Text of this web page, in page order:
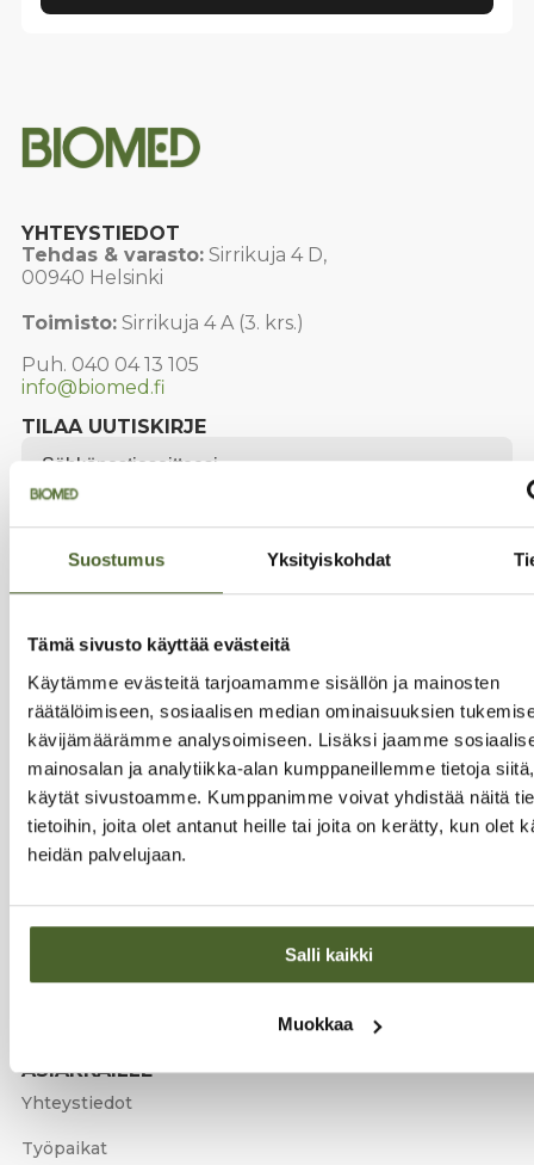
Suostumus Yksityiskohdat
Tämä sivusto käyttää evästeitä
Käytämme evästeitä tarjoamamme sisällön ja mainosten
räätälöimiseen, sosiaalisen median ominaisuuksien
kävijämäärämme analysoimiseen. Lisäksi jaamme
mainosalan ja analytiikka-alan kumppaneillemme tietoja
käytät sivustoamme. Kumppanimme voivat yhdistää näitä
tietoihin, joita olet antanut heille tai joita on kerätty, kun olet
heidän palvelujaan.
Salli kaikki
Muokkaa
YHTEYSTIEDOT
Tehdas & varasto:Sirrikuja 4 D,
00940 Helsinki
Toimisto:Sirrikuja 4 A (3. krs.)
Puh. 040 04 13 105
info@biomed.fi
TILAA UUTISKIRJE
*
Tilaa
Tilaamalla uutiskirjeen saat ilmaisen toimituksen
ensimmäiseen tilaukseesi!
TUOTTEET
Kaikki tuotteet
Uutuudet
Suosituimmat
Biomed suosittelee
Säästöpakkaukset
TERVE ELÄMÄ
ASIAKKAILLE
Yhteystiedot
Työpaikat